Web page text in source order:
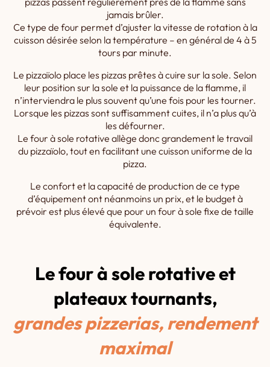
jamais brûler.
Ce type de four permet d’ajuster la vitesse de rotation à la
cuisson désirée selon la température – en général de 4 à 5
tours par minute.
Le pizzaïolo place les pizzas prêtes à cuire sur la sole. Selon
leur position sur la sole et la puissance de la flamme, il
n’interviendra le plus souvent qu’une fois pour les tourner.
Lorsque les pizzas sont suffisamment cuites, il n’a plus qu’à
les défourner.
Le four à sole rotative allège donc grandement le travail
du pizzaïolo, tout en facilitant une cuisson uniforme de la
pizza.
Le confort et la capacité de production de ce type
d’équipement ont néanmoins un prix, et le budget à
prévoir est plus élevé que pour un four à sole fixe de taille
équivalente.
Le four à sole rotative et
plateaux tournants,
grandes pizzerias, rendement
maximal